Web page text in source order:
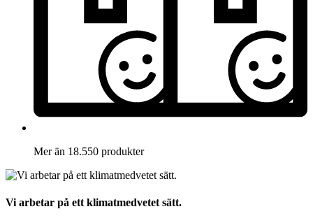
Mer än 18.550 produkter
Vi arbetar på ett klimatmedvetet sätt.